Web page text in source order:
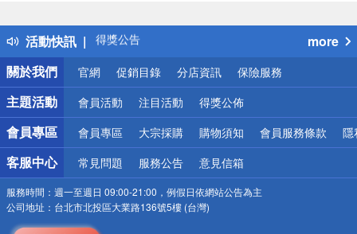
活動快訊
得獎公告
熱門話題
銀行優惠
偏遠地區配送
詐騙網頁！請小心！
more
關於我們
官網 促銷目錄 分店資訊 保險服務
主題活動 會員活動 注目活動 得獎公佈
會員專區 會員專區 大宗採購 購物須知 會員服務條款 隱
客服中心 常見問題 服務公告 意見信箱
服務時間： 週一至週日 09:00-21:00，例假日依網站公告為主
公司地址： 台北市北投區大業路136號5樓 (台灣)